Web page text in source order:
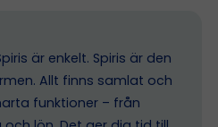
är enkelt. Spiris är den
Allt finns samlat och
funktioner – från